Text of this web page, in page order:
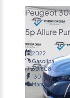
Peugeot
5p Allure
2022
Gasolina
60.608
130
Manual